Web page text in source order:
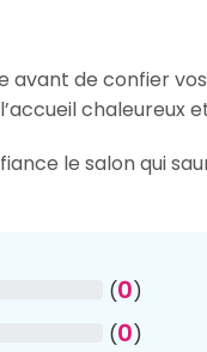
de confier
chaleureux
le salon qui
(0)
(0)